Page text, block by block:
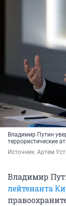
Владимир Путин
террористические
Источник: Артем
Владимир
лейтенанта